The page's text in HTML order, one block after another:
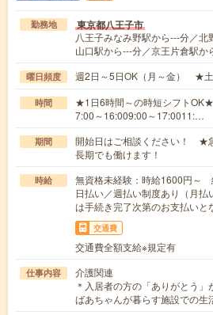
勤務地 東京都八王子市
八王子みなみ野駅から---分／
山口駅から---分／京王片倉駅か
曜日頻度 週2日～5日OK（月～金） ★
時間
★1日6時間～の時短シフトOK★
7:00～16:009:00～17:0011:…
期間
開始日はご相談ください！ ★
長期でも働けます！
時給
無資格未経験：時給1600円
日払い／週払い制度あり（月
は手続き完了次第のお支払いと
交通費
交通費全額支給※規定有
仕事内容
介護関連
＊入居者の方の「ありがとう
ばあちゃんが暮らす施設での